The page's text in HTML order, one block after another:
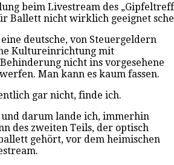
beim Livestream des
Ballett nicht wirklich geeignet
deutsche, von Steuergeldern
Kultureinrichtung mit
nicht ins vorgesehene
Man kann es kaum fassen.
gar nicht, finde ich.
und darum lande ich, immerhin
des zweiten Teils, der optisch
gehört, vor dem heimischen